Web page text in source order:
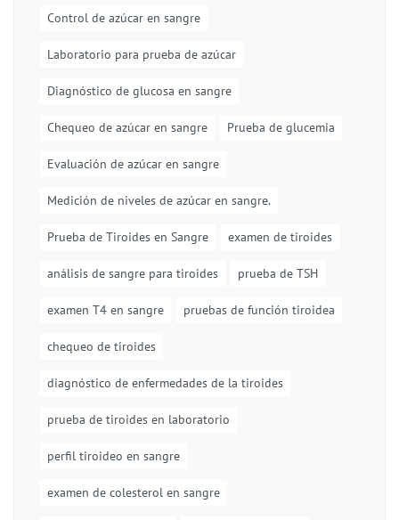
Control de azúcar en sangre
Laboratorio para prueba de azúcar
Diagnóstico de glucosa en sangre
Chequeo de azúcar en sangre Prueba de glucemia
Evaluación de azúcar en sangre
Medición de niveles de azúcar en sangre.
Prueba de Tiroides en Sangre examen de tiroides
análisis de sangre para tiroides prueba de TSH
examen T4 en sangre pruebas de función tiroidea
chequeo de tiroides
diagnóstico de enfermedades de la tiroides
prueba de tiroides en laboratorio
perfil tiroideo en sangre
examen de colesterol en sangre